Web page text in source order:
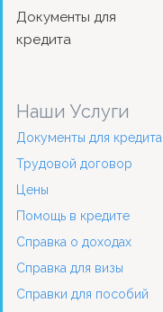
Документы для
кредита
Наши Услуги
Документы для кредита
Трудовой договор
Цены
Помощь в кредите
Справка о доходах
Справка для визы
Справки для пособий